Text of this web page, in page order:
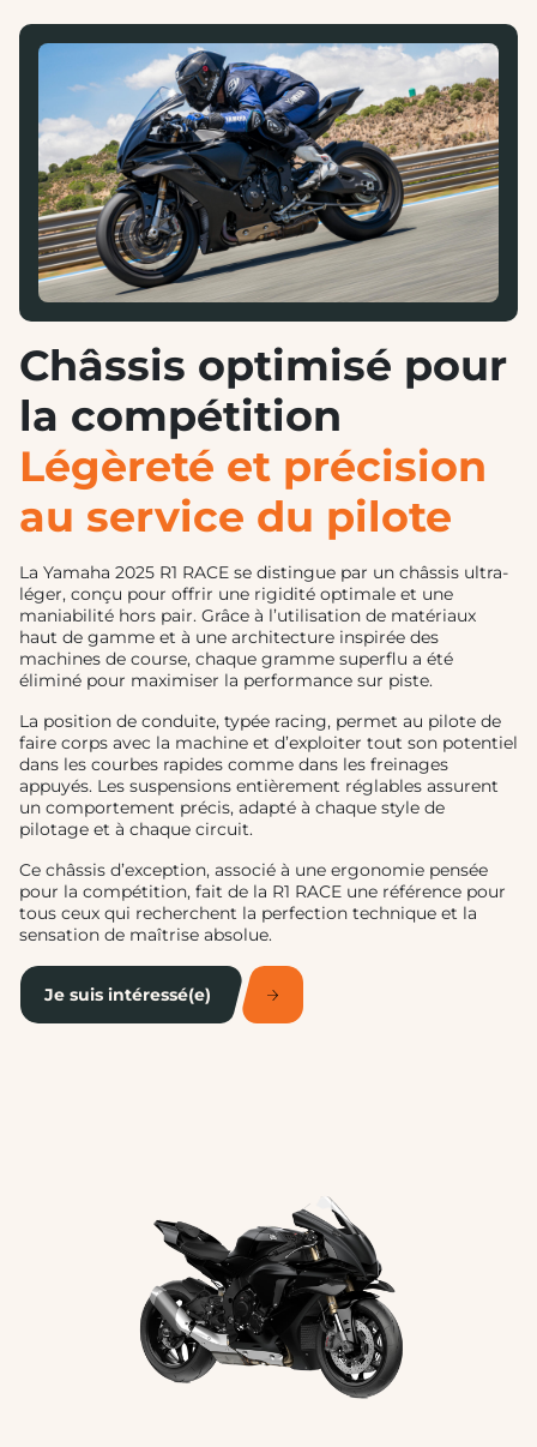
Châssis optimisé pour
la compétition
Légèreté et précision
au service du pilote
La Yamaha 2025 R1 RACE se distingue par un châssis ultra-
léger, conçu pour offrir une rigidité optimale et une
maniabilité hors pair. Grâce à l’utilisation de matériaux
haut de gamme et à une architecture inspirée des
machines de course, chaque gramme superflu a été
éliminé pour maximiser la performance sur piste.
La position de conduite, typée racing, permet au pilote de
faire corps avec la machine et d’exploiter tout son potentiel
dans les courbes rapides comme dans les freinages
appuyés. Les suspensions entièrement réglables assurent
un comportement précis, adapté à chaque style de
pilotage et à chaque circuit.
Ce châssis d’exception, associé à une ergonomie pensée
pour la compétition, fait de la R1 RACE une référence pour
tous ceux qui recherchent la perfection technique et la
sensation de maîtrise absolue.
Je suis intéressé(e)